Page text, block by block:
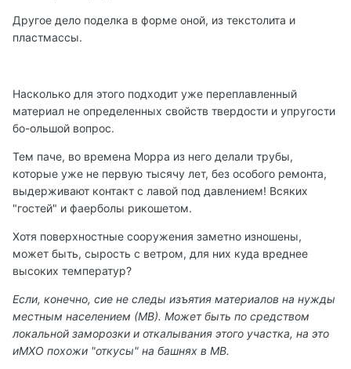
Другое дело поделка в форме оной, из текстолита и
пластмассы.
Насколько для этого подходит уже переплавленный
материал не определенных свойств твердости и упругости
бо-ольшой вопрос.
Тем паче, во времена Морра из него делали трубы,
которые уже не первую тысячу лет, без особого ремонта,
выдерживают контакт с лавой под давлением! Всяких
"гостей" и фаерболы рикошетом.
Хотя поверхностные сооружения заметно изношены,
может быть, сырость с ветром, для них куда вреднее
высоких температур?
Если, конечно, сие не следы изъятия материалов на нужды
местным населением (МВ). Может быть по средством
локальной заморозки и откалывания этого участка, на это
иМХО похожи "откусы" на башнях в МВ.